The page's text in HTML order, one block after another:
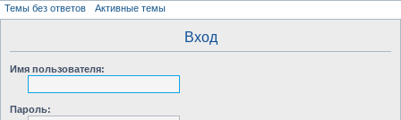
Темы без ответов Активные темы
Вход
Имя пользователя:
Пароль: